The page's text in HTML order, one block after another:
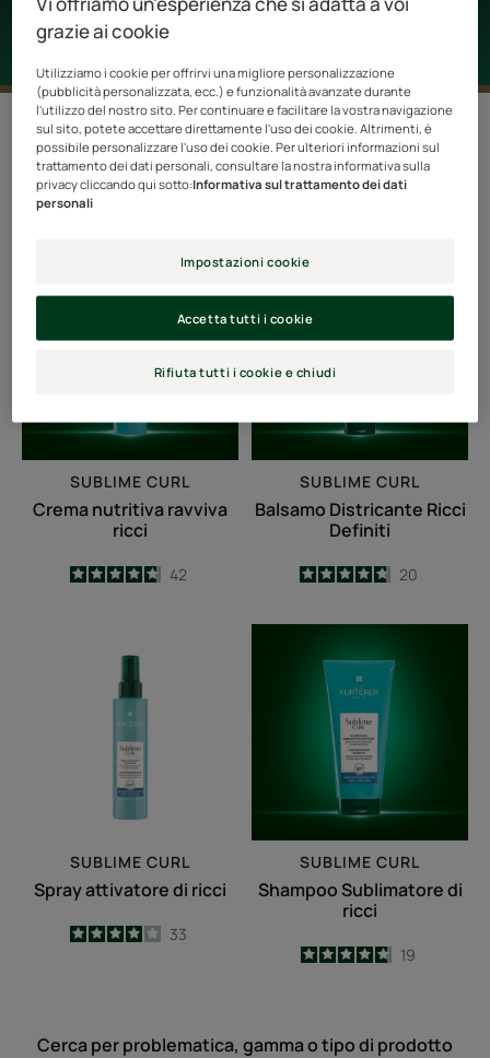
Filtra prodotti
4 risultati "Capelli ricci e ondulati"
Crema
ravviva
ricci
SUBLIME CURL
Crema nutritiva ravviva
ricci
4.7
/5
42
Definiti
SUBLIME CURL
Balsamo Districante Ricci
Definiti
4.7
/5
20
attivatore
di
ricci
SUBLIME CURL
Spray attivatore di ricci
4
/5
33
Sublimatore
di
ricci
SUBLIME CURL
Shampoo Sublimatore di
ricci
4.7
/5
19
Cerca per problematica, gamma o tipo di prodotto
grazie ai cookie
Utilizziamo i cookie per offrirvi una migliore personalizzazione
(pubblicità personalizzata, ecc.) e funzionalità avanzate durante
l'utilizzo del nostro sito. Per continuare e facilitare la vostra navigazione
sul sito, potete accettare direttamente l'uso dei cookie. Altrimenti, è
possibile personalizzare l'uso dei cookie. Per ulteriori informazioni sul
trattamento dei dati personali, consultare la nostra informativa sulla
privacy cliccando qui sotto:Informativa sul trattamento dei dati
personali
Impostazioni cookie
Rifiuta tutti i cookie e chiudi
Accetta tutti i cookie